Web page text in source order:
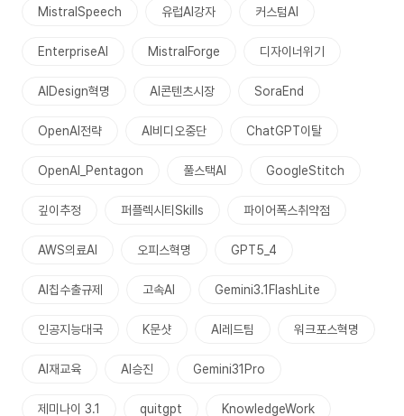
MistralSpeech 유럽AI강자 커스텀AI
EnterpriseAI MistralForge 디자이너위기
AIDesign혁명 AI콘텐츠시장 SoraEnd
OpenAI전략 AI비디오중단 ChatGPT이탈
OpenAI_Pentagon 풀스택AI GoogleStitch
깊이추정 퍼플렉시티Skills 파이어폭스취약점
AWS의료AI 오피스혁명 GPT5_4
AI칩수출규제 고속AI Gemini3.1FlashLite
인공지능대국 K문샷 AI레드팀 워크포스혁명
AI재교육 AI승진 Gemini31Pro
제미나이 3.1 quitgpt KnowledgeWork